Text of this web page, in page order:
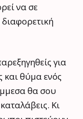
να σε
για
και θύμα ενός
θα σου
Κι